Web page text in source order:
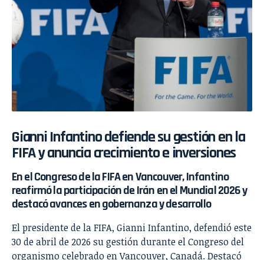
Gianni Infantino defiende su gestión en la
FIFA y anuncia crecimiento e inversiones
En el Congreso de la FIFA en Vancouver, Infantino
reafirmó la participación de Irán en el Mundial 2026 y
destacó avances en gobernanza y desarrollo
El presidente de la FIFA, Gianni Infantino, defendió este
30 de abril de 2026 su gestión durante el Congreso del
organismo celebrado en Vancouver, Canadá. Destacó